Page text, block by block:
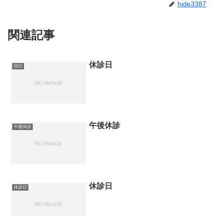
hide3387
関連記事
祝日 休診日
午後休診 午後休診
休診日 休診日